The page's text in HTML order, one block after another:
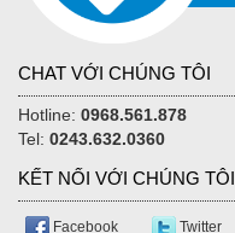
CHAT VỚI CHÚNG TÔI
Hotline: 0968.561.878
Tel: 0243.632.0360
KẾT NỐI VỚI CHÚNG TÔI
Facebook Twitter